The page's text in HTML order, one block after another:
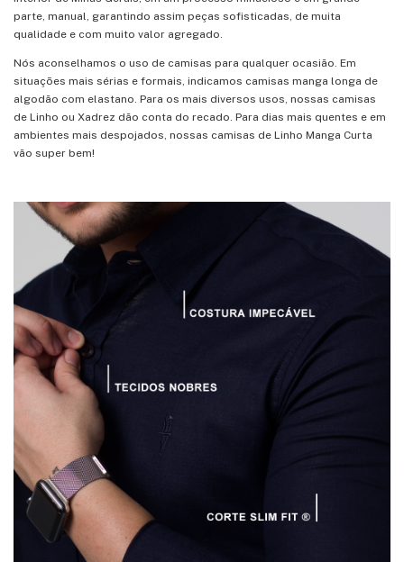
parte, manual, garantindo assim peças sofisticadas, de muita
qualidade e com muito valor agregado.
Nós aconselhamos o uso de camisas para qualquer ocasião. Em
situações mais sérias e formais, indicamos camisas manga longa de
algodão com elastano. Para os mais diversos usos, nossas camisas
de Linho ou Xadrez dão conta do recado. Para dias mais quentes e em
ambientes mais despojados, nossas camisas de Linho Manga Curta
vão super bem!